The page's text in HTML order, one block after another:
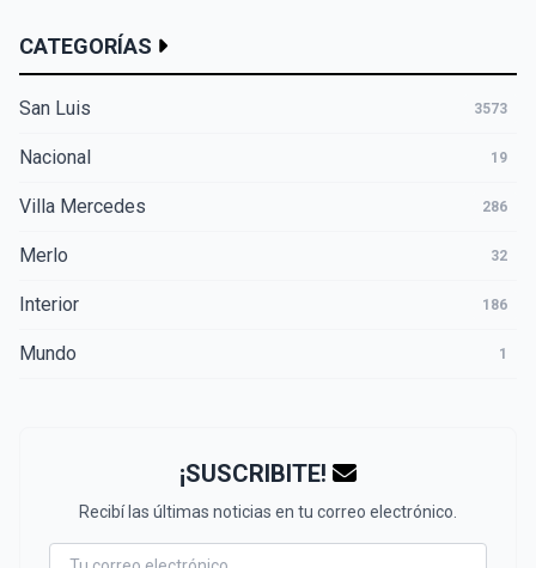
CATEGORÍAS
San Luis 3573
Nacional 19
Villa Mercedes 286
Merlo 32
Interior 186
Mundo 1
¡SUSCRIBITE!
Recibí las últimas noticias en tu correo electrónico.